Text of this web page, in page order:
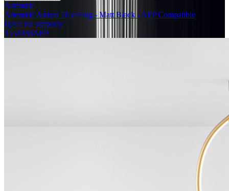
Artemide
Artemide Arrival 70 ceiling - Matt Black - APP Compatible
Цена по запросу
1554030APP